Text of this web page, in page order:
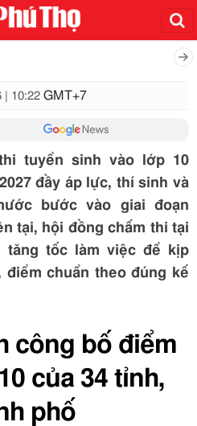
| 10:22 GMT+7
tuyển sinh vào lớp 10
đầy áp lực, thí sinh và
bước vào giai đoạn
tại, hội đồng chấm thi tại
tăng tốc làm việc để kịp
chuẩn theo đúng kế
công bố điểm
của 34 tỉnh,
phố